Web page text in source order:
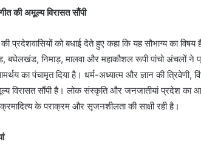
की अमूल्य विरासत सौंपी
प्रदेशवासियों को बधाई देते हुए कहा कि यह सौभाग्य का
बघेलखंड, निमाड़, मालवा और महाकौशल रूपी पांचो अंचलों ने
का पंचामृत दिया है। धर्म-अध्यात्म और ज्ञान की त्रिवेणी,
विरासत सौंपी है। लोक संस्कृति और जनजातीयां प्रदेश का
के पराक्रम और सृजनशीलता की साक्षी रही है।